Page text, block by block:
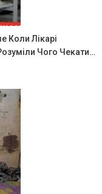
Коли Лікарі
Чого Чекати…